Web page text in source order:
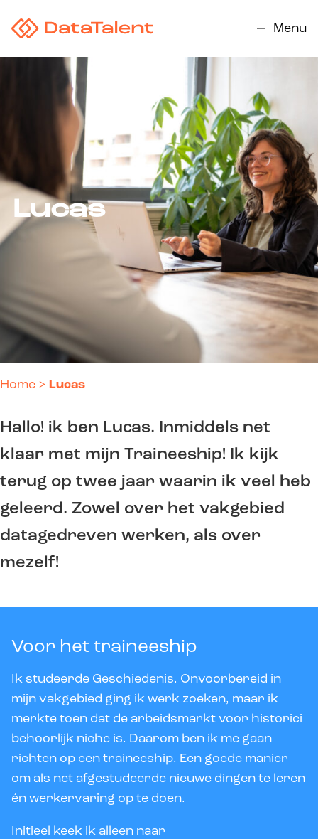
Menu
Lucas
Home > Lucas
Hallo! ik ben Lucas. Inmiddels net
klaar met mijn Traineeship! Ik kijk
terug op twee jaar waarin ik veel heb
geleerd. Zowel over het vakgebied
datagedreven werken, als over
mezelf!
Voor het traineeship
Ik studeerde Geschiedenis. Onvoorbereid in
mijn vakgebied ging ik werk zoeken, maar ik
merkte toen dat de arbeidsmarkt voor historici
behoorlijk niche is. Daarom ben ik me gaan
richten op een traineeship. Een goede manier
om als net afgestudeerde nieuwe dingen te leren
én werkervaring op te doen.
Initieel keek ik alleen naar